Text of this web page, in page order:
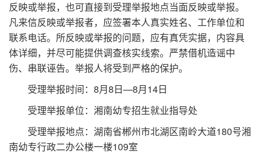
反映或举报，也可直接到受理举报地点当面反映或举报。
凡来信反映或举报者，应签署本人真实姓名、工作单位和
联系电话。所反映或举报的问题，应有真凭实据，内容具
体详细，并尽可能提供调查核实线索。严禁借机造谣中
伤、串联诬告。举报人将受到严格的保护。
受理举报时间： 8月 8 日 —8月 14 日
受理举报单位：湘南幼专招生就业指导处
受理举报地点：湖南省郴州市北湖区南岭大道180号湘
南幼专行政二办公楼一楼109室